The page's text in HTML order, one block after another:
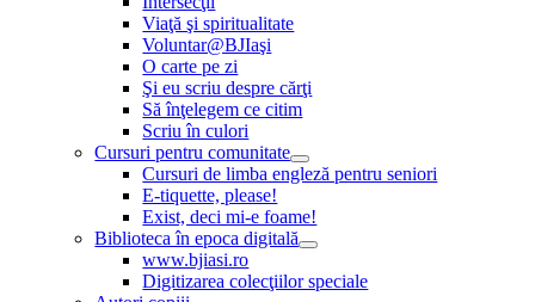
Viaţă şi spiritualitate
Voluntar@BJIaşi
O carte pe zi
Şi eu scriu despre cărţi
Să înţelegem ce citim
Scriu în culori
Cursuri pentru comunitate
Cursuri de limba engleză pentru seniori
E-tiquette, please!
Exist, deci mi-e foame!
Biblioteca în epoca digitală
www.bjiasi.ro
Digitizarea colecţiilor speciale